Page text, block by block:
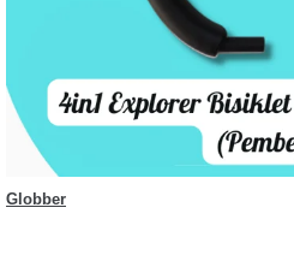
Globber